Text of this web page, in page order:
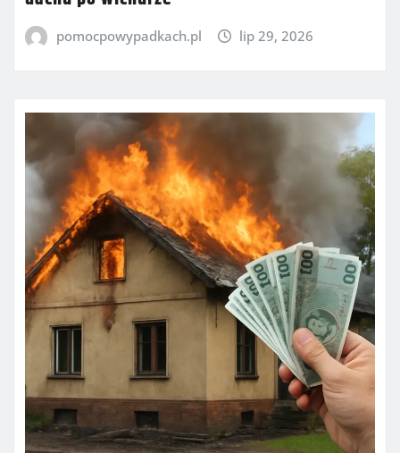
pomocpowypadkach.pl lip 29, 2026